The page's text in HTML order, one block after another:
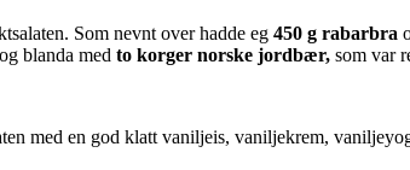
Som nevnt over hadde eg 450 g rabarbra
blanda med to korger norske jordbær, som var
med en god klatt vaniljeis, vaniljekrem,